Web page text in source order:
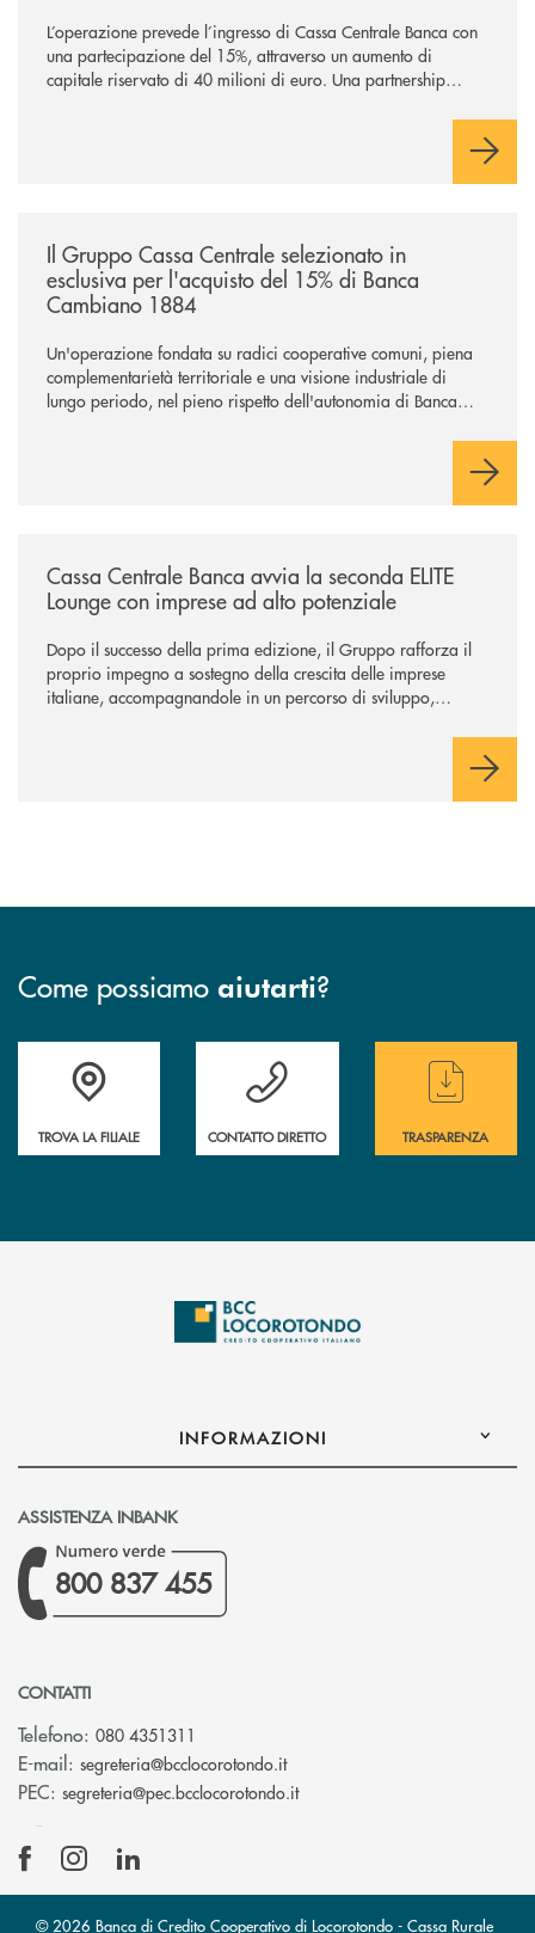
L’operazione prevede l’ingresso di Cassa Centrale Banca con
una partecipazione del 15%, attraverso un aumento di
capitale riservato di 40 milioni di euro. Una partnership
comuni e sulla prossimità ai territori, per ampliare l’offerta e
Il Gruppo Cassa Centrale selezionato in
esclusiva per l'acquisto del 15% di Banca
Cambiano 1884
Un'operazione fondata su radici cooperative comuni, piena
complementarietà territoriale e una visione industriale di
lungo periodo, nel pieno rispetto dell'autonomia di Banca
negoziazione esclusiva per la finalizzazione dell’operazione.
Cassa Centrale Banca avvia la seconda ELITE
Lounge con imprese ad alto potenziale
Dopo il successo della prima edizione, il Gruppo rafforza il
proprio impegno a sostegno della crescita delle imprese
italiane, accompagnandole in un percorso di sviluppo,
Come possiamo aiutarti?
Accedi all' elenco completo delle filiali
TROVA LA FILIALE
Hai bisogno di assistenza immediata ?
CONTATTO DIRETTO
Hai bisogno di
TRASPARENZA
INFORMAZIONI
ASSISTENZA INBANK
800 837 455
CONTATTI
Telefono: 080 4351311
E-mail: segreteria@bcclocorotondo.it(si apre l’app di posta
PEC: segreteria@pec.bcclocorotondo.it(si apre l’app di posta
© 2026 Banca di Credito Cooperativo di Locorotondo - Cassa Rurale